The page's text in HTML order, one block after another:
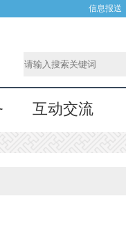
信息报送
互动交流